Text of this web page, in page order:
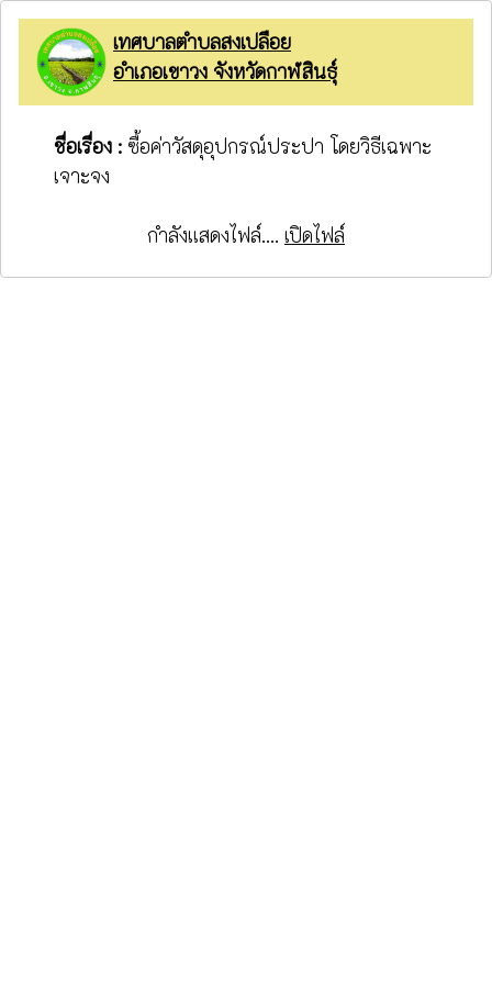
เทศบาลตำบลสงเปลือย
อำเภอเขาวง จังหวัดกาฬสินธุ์
ชื่อเรื่อง : ซื้อค่าวัสดุอุปกรณ์ประปา โดยวิธีเฉพาะ
เจาะจง
กำลังแสดงไฟล์.... เปิดไฟล์